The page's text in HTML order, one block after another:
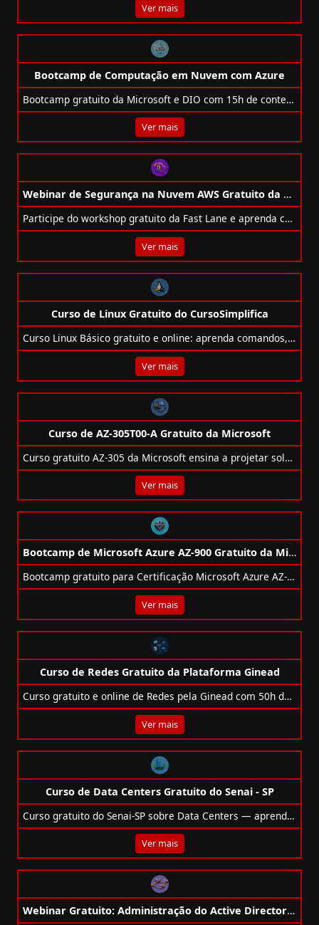
Ver mais
Bootcamp de Computação em Nuvem com Azure
Bootcamp gratuito da Microsoft e DIO com 15h de conteúdo prático sobre Azure, VMs, bancos de dados e certificado reconhecido.
Ver mais
Webinar de Segurança na Nuvem AWS Gratuito da Fast Lane
Participe do workshop gratuito da Fast Lane e aprenda como proteger sua infraestrutura na AWS com um dos maiores especialistas do Brasil.
Ver mais
Curso de Linux Gratuito do CursoSimplifica
Curso Linux Básico gratuito e online: aprenda comandos, distribuições e fundamentos do sistema operacional mais usado em servidores!
Ver mais
Curso de AZ-305T00-A Gratuito da Microsoft
Curso gratuito AZ-305 da Microsoft ensina a projetar soluções de infraestrutura no Azure. Nível avançado, com certificação e materiais em português.
Ver mais
Bootcamp de Microsoft Azure AZ-900 Gratuito da Microsoft
Bootcamp gratuito para Certificação Microsoft Azure AZ-900 com 35h, 11 projetos e badge oficial. Ideal para iniciantes em cloud.
Ver mais
Curso de Redes Gratuito da Plataforma Ginead
Curso gratuito e online de Redes pela Ginead com 50h de conteúdo. Certificado digital opcional.
Ver mais
Curso de Data Centers Gratuito do Senai - SP
Curso gratuito do Senai-SP sobre Data Centers — aprenda Design, Build, Operate e Maintain em 20h com certificado.
Ver mais
Webinar Gratuito: Administração do Active Directory com foco no AZ-1008